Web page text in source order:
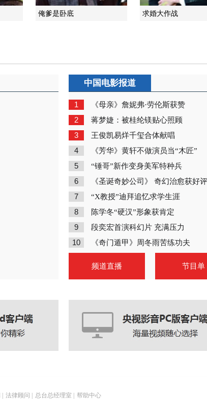
2014-07-11 13:48:03
[共度晨光]《爱情公寓
今天19:30 欢乐来袭
2014-07-16 09:27:01
[共度晨光]《爱情公寓4
今天19:30欢乐来袭
2014-07-17 07:45:06
今天19:30 欢乐来袭
[新闻夜总汇]百姓生活
都市爱情爆笑喜剧《爱
公寓4》今晚登陆广西卫
视
2014-08-17 19:09:41
俺爹是卧底 求婚大作战
中国电影报道
1 《母亲》詹妮弗·劳伦斯获赞
2 蒋梦婕：被桂纶镁贴心照顾
3 王俊凯易烊千玺合体献唱
4 《芳华》黄轩不做演员当“木匠”
5 “锤哥”新作变身美军特种兵
6 《圣诞奇妙公司》 奇幻治愈获好评
7 “X教授”迪拜追忆求学生涯
8 陈学冬“硬汉”形象获肯定
9 段奕宏首演科幻片 充满压力
10 《奇门遁甲》周冬雨苦练功夫
频道直播 节目单
法律顾问 总台总经理室 帮助中心